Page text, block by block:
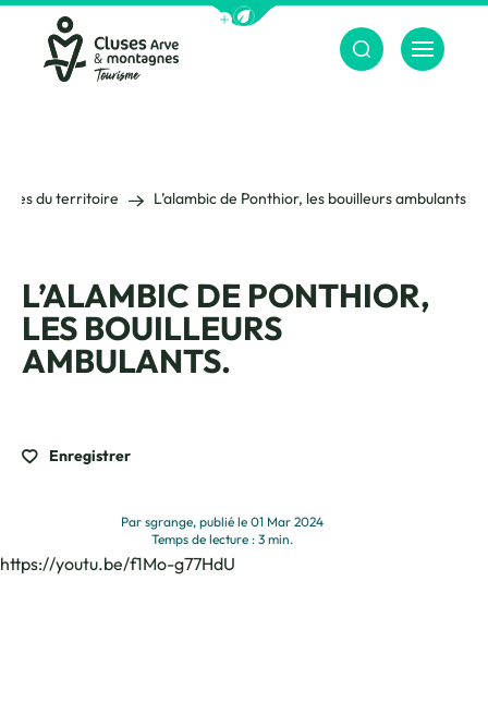
Afficher la barre de navigation du
Menu
du territoire L’alambic de Ponthior, les bouilleurs ambulants.
L’ALAMBIC DE PONTHIOR,
LES BOUILLEURS
AMBULANTS.
Enregistrer
Par sgrange, publié le 01 Mar 2024
Temps de lecture : 3 min.
https://youtu.be/f1Mo-g77HdU